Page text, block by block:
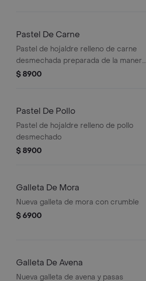
Pastel De Carne
Pastel de hojaldre relleno de carne
desmechada preparada de la manera
tradicional.
$ 8900
Pastel De Pollo
Pastel de hojaldre relleno de pollo
desmechado
$ 8900
Galleta De Mora
Nueva galleta de mora con crumble
$ 6900
Galleta De Avena
Nueva galleta de avena y pasas